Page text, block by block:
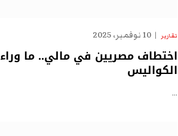
تقارير 10 نوفمبر، 2025
اختطاف مصريين في مالي.. ما وراء
الكواليس
…